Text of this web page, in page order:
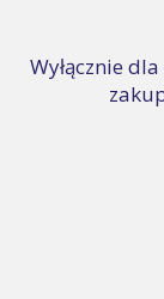
Wyłącznie